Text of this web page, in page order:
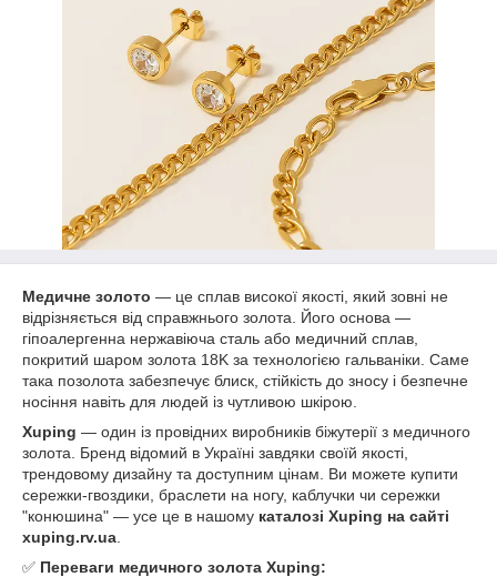
Медичне золото — це сплав високої якості, який зовні не
відрізняється від справжнього золота. Його основа —
гіпоалергенна нержавіюча сталь або медичний сплав,
покритий шаром золота 18K за технологією гальваніки. Саме
така позолота забезпечує блиск, стійкість до зносу і безпечне
носіння навіть для людей із чутливою шкірою.
Xuping — один із провідних виробників біжутерії з медичного
золота. Бренд відомий в Україні завдяки своїй якості,
трендовому дизайну та доступним цінам. Ви можете купити
сережки-гвоздики, браслети на ногу, каблучки чи сережки
"конюшина" — усе це в нашому каталозі Xuping на сайті
xuping.rv.ua
✅ Переваги медичного золота Xuping: